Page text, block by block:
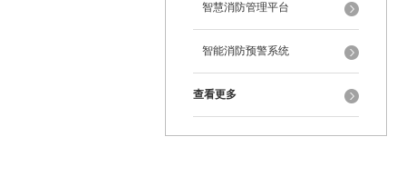
智慧消防管理平台
智能消防预警系统
查看更多